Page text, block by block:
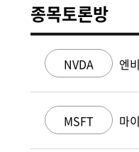
종목토론방
NVDA 엔
MSFT 마